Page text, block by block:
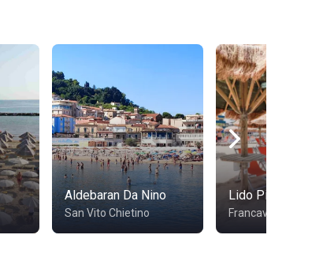
Aldebaran Da Nino
San Vito Chietino
Lido Pianeta Mare
Francavilla al Mare